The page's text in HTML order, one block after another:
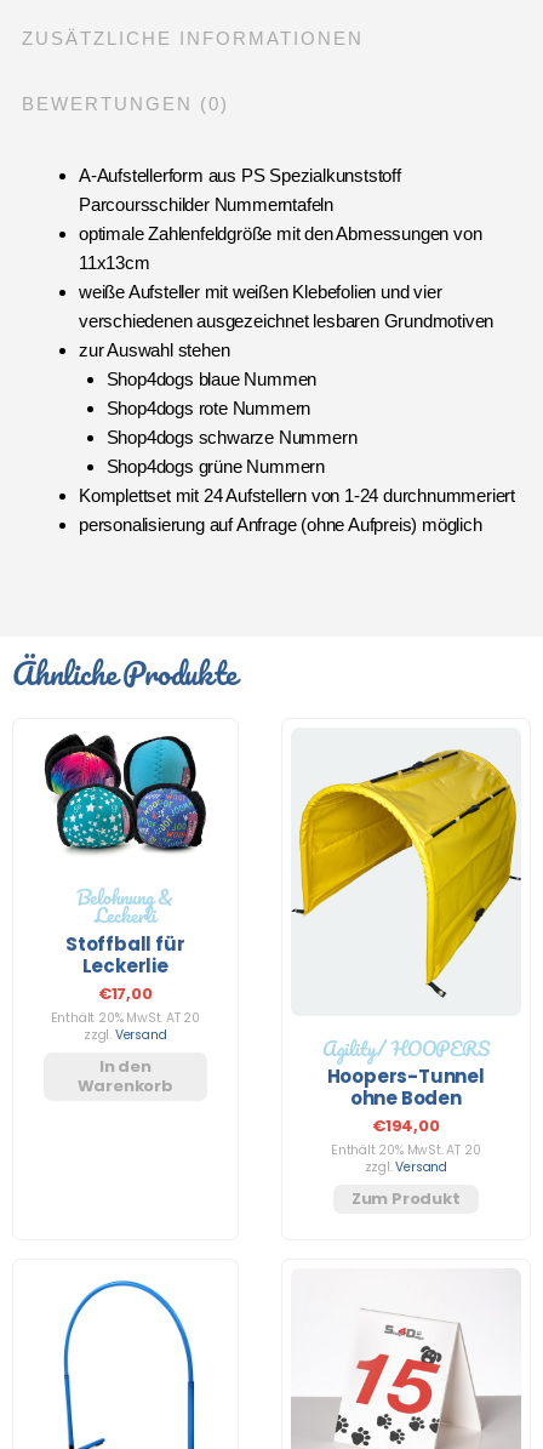
ZUSÄTZLICHE INFORMATIONEN
BEWERTUNGEN (0)
A-Aufstellerform aus PS Spezialkunststoff
Parcoursschilder Nummerntafeln
optimale Zahlenfeldgröße mit den Abmessungen von
11x13cm
weiße Aufsteller mit weißen Klebefolien und vier
verschiedenen ausgezeichnet lesbaren Grundmotiven
zur Auswahl stehen
Shop4dogs blaue Nummen
Shop4dogs rote Nummern
Shop4dogs schwarze Nummern
Shop4dogs grüne Nummern
Komplettset mit 24 Aufstellern von 1-24 durchnummeriert
personalisierung auf Anfrage (ohne Aufpreis) möglich
Ähnliche Produkte
Belohnung &
Leckerli
Stoffball für
Leckerlie
€17,00
Enthält 20% MwSt. AT 20
zzgl. Versand
In den
Warenkorb
Agility/ HOOPERS
Hoopers-​Tunnel
ohne Boden
€194,00
Enthält 20% MwSt. AT 20
zzgl.Versand
Zum Produkt